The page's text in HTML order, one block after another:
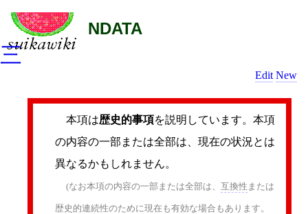
NDATA
Edit New
本項は歴史的事項を説明しています。本項
の内容の一部または全部は、現在の状況とは
異なるかもしれません。
(なお本項の内容の一部または全部は、 互換性 または
歴史的連続性のために現在も有効な場合もあります。
三